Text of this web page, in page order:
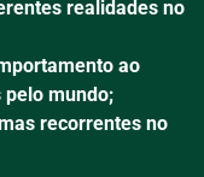
realidades no
ao
pelo mundo;
recorrentes no